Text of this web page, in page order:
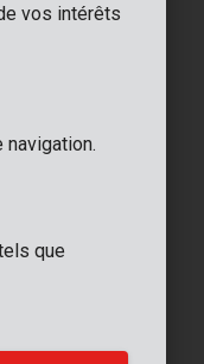
vos intérêts
que